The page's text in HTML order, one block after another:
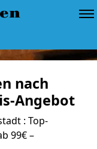
nach
Angebot
: Top-
99€ –